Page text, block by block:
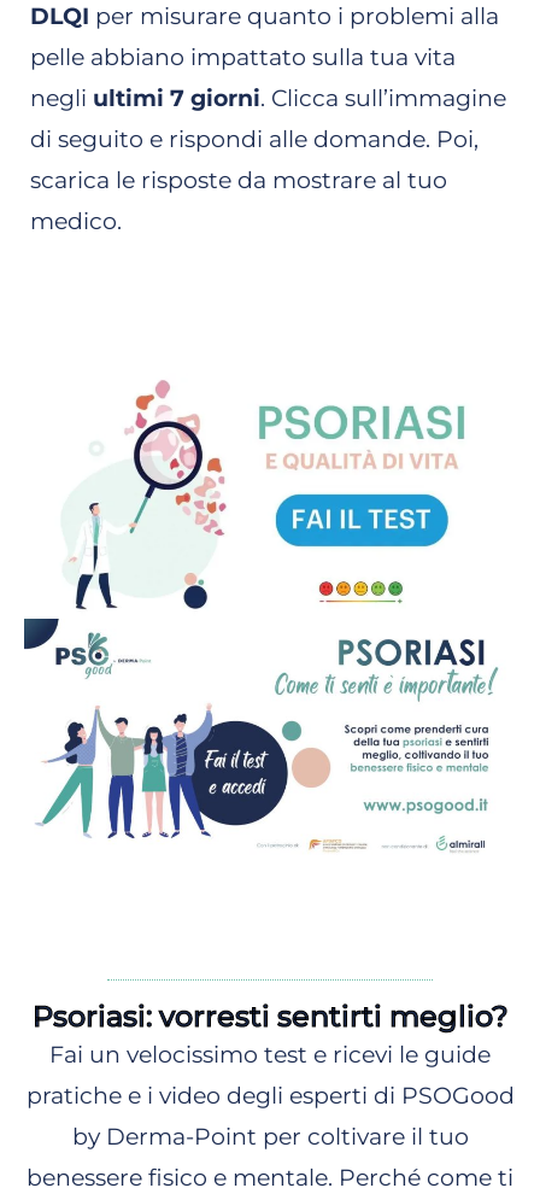
DLQI per misurare quanto i problemi alla
pelle abbiano impattato sulla tua vita
negli ultimi 7 giorni. Clicca sull’immagine
di seguito e rispondi alle domande. Poi,
scarica le risposte da mostrare al tuo
medico.
Psoriasi: vorresti sentirti meglio?
Fai un velocissimo test e ricevi le guide
pratiche e i video degli esperti di PSOGood
by Derma-Point per coltivare il tuo
benessere fisico e mentale. Perché come ti